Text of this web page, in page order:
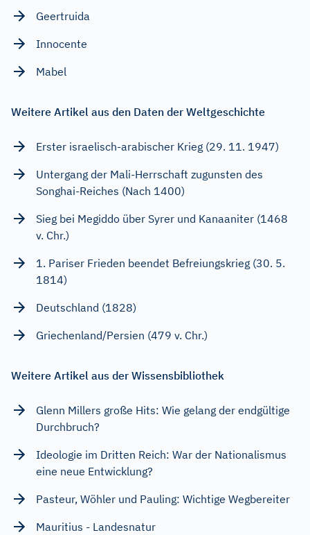
Geertruida
Innocente
Mabel
Weitere Artikel aus den Daten der Weltgeschichte
Erster israelisch-arabischer Krieg (29. 11. 1947)
Untergang der Mali-Herrschaft zugunsten des
Songhai-Reiches (Nach 1400)
Sieg bei Megiddo über Syrer und Kanaaniter (1468
v. Chr.)
1. Pariser Frieden beendet Befreiungskrieg (30. 5.
1814)
Deutschland (1828)
Griechenland/Persien (479 v. Chr.)
Weitere Artikel aus der Wissensbibliothek
Glenn Millers große Hits: Wie gelang der endgültige
Durchbruch?
Ideologie im Dritten Reich: War der Nationalismus
eine neue Entwicklung?
Pasteur, Wöhler und Pauling: Wichtige Wegbereiter
Mauritius - Landesnatur